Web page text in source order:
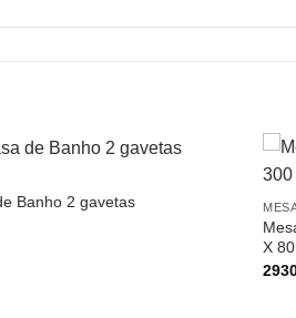
Banho 2 gavetas
X